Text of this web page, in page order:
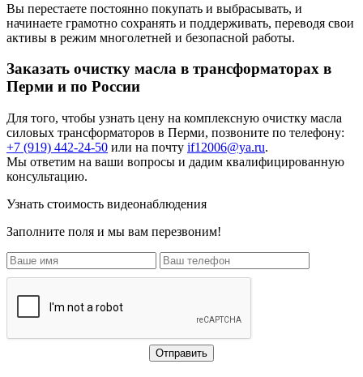
Вы перестаете постоянно покупать и выбрасывать, и
начинаете грамотно сохранять и поддерживать, переводя свои
активы в режим многолетней и безопасной работы.
Заказать очистку масла в трансформаторах в
Перми и по России
Для того, чтобы узнать цену на комплексную очистку масла
силовых трансформаторов в Перми, позвоните по телефону:
+7 (919) 442-24-50 или на почту if12006@ya.ru.
Мы ответим на ваши вопросы и дадим квалифицированную
консультацию.
Узнать стоимость видеонаблюдения
Заполните поля и мы вам перезвоним!